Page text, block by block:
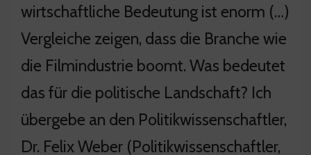
wirtschaftliche Bedeutung ist enorm (…)
Vergleiche zeigen, dass die Branche wie
die Filmindustrie boomt. Was bedeutet
das für die politische Landschaft? Ich
übergebe an den Politikwissenschaftler,
Dr. Felix Weber (Politikwissenschaftler,